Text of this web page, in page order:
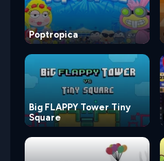
Poptropica
Big FLAPPY Tower Tiny
Square